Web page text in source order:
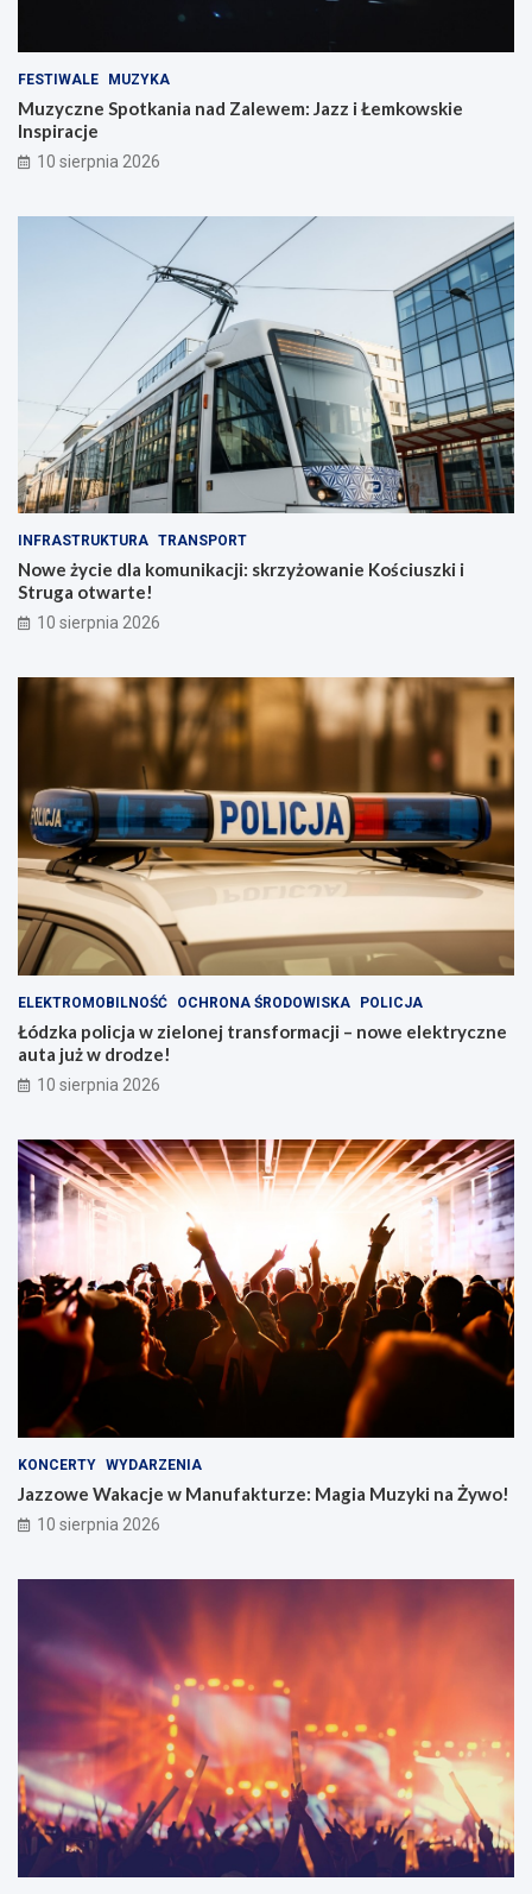
FESTIWALE MUZYKA
Muzyczne Spotkania nad Zalewem: Jazz i Łemkowskie
Inspiracje
10 sierpnia 2026
INFRASTRUKTURA TRANSPORT
Nowe życie dla komunikacji: skrzyżowanie Kościuszki i
Struga otwarte!
10 sierpnia 2026
ELEKTROMOBILNOŚĆ OCHRONA ŚRODOWISKA POLICJA
Łódzka policja w zielonej transformacji – nowe elektryczne
auta już w drodze!
10 sierpnia 2026
KONCERTY WYDARZENIA
Jazzowe Wakacje w Manufakturze: Magia Muzyki na Żywo!
10 sierpnia 2026